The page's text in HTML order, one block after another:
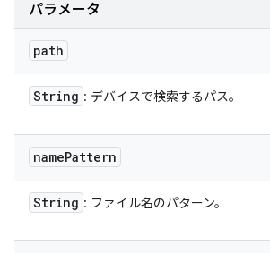
パラメータ
path
String : デバイスで検索するパス。
namePattern
String : ファイル名のパターン。